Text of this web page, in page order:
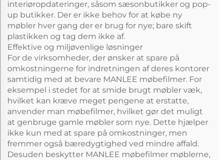
interiøropdateringer, såsom sæsonbutikker og pop-
up butikker. Der er ikke behov for at købe ny
møbler hver gang der er brug for nye; bare skift
plastikken og tag dem ikke af.
Effektive og miljøvenlige løsninger
For de virksomheder, der ønsker at spare på
omkostningerne for indretningen af deres kontorer
samtidig med at bevare MANLEE møbefilmer. For
eksempel i stedet for at smide brugt møbler væk,
hvilket kan kræve meget pengene at erstatte,
anvender man møbefilmer, hvilket gør det muligt
at genbruge gamle møbler som nye. Dette hjælper
ikke kun med at spare på omkostninger, men
fremmer også bæredygtighed ved mindre affald.
Desuden beskytter MANLEE møbefilmer møblerne,